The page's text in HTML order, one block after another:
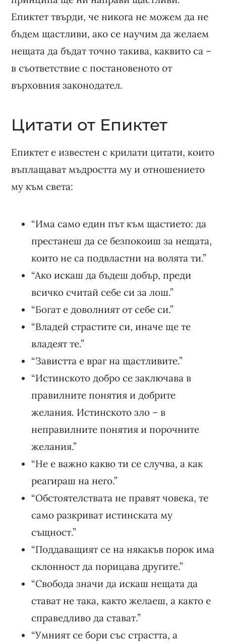
Епиктет твърди, че никога не можем да не
бъдем щастливи, ако се научим да желаем
нещата да бъдат точно такива, каквито са –
в съответствие с постановеното от
върховния законодател.
Цитати от Епиктет
Епиктет е известен с крилати цитати, които
въплащават мъдростта му и отношението
му към света:
“Има само един път към щастието: да
престанеш да се безпокоиш за нещата,
които не са подвластни на волята ти.”
“Ако искаш да бъдеш добър, преди
всичко считай себе си за лош.”
“Богат е доволният от себе си.”
“Владей страстите си, иначе ще те
владеят те.”
“Завистта е враг на щастливите.”
“Истинското добро се заключава в
правилните понятия и добрите
желания. Истинското зло – в
неправилните понятия и порочните
желания.”
“Не е важно какво ти се случва, а как
реагираш на него.”
“Обстоятелствата не правят човека, те
само разкриват истинската му
същност.”
“Поддаващият се на някакъв порок има
склонност да порицава другите.”
“Свобода значи да искаш нещата да
стават не така, както желаеш, а както е
справедливо да стават.”
“Умният се бори със страстта, а